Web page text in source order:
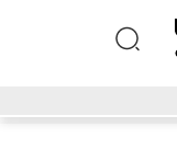
مصرف انرژی گام‌های